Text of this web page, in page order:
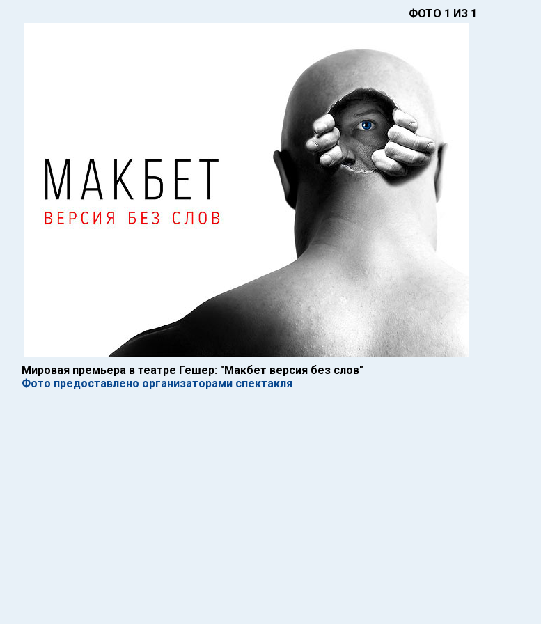
ФОТО 1 ИЗ 1
Мировая премьера в театре Гешер: "Макбет версия без слов"
Фото предоставлено организаторами спектакля